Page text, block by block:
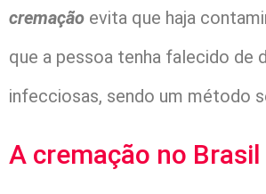
cremação evita que haja
que a pessoa tenha falecido de
infecciosas, sendo um método
A cremação no Brasil